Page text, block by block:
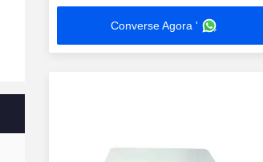
Converse Agora '